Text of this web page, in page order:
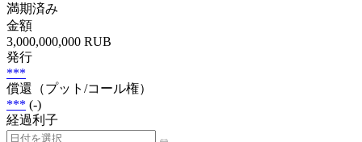
満期済み
金額
3,000,000,000 RUB
発行
***
償還（プット/コール権）
*** (-)
経過利子